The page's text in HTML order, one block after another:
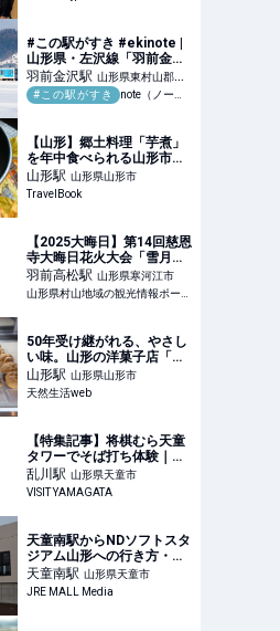
#この駅がすき #ekinote |
山形県・左沢線「羽前金沢
駅」｜さっとん | 現役保育
士 | 青春写真・親子写真を
撮る週末フォトグラファー |
羽前金沢駅 山形県東村山郡中
山町
#この駅がすき note（ノート）
【山形】郷土料理「芋煮」
を年中食べられる山形市内
のお店５選 - おすすめ旅行
を探すならトラベルブック
山形駅 山形県山形市
TravelBook
【2025大晦日】第14回慈恩
寺大晦日花火大会「雪月
華」除夜の鐘と冬花火の競
演（寒河江市）：山形県の
ほっぺTourism｜山形県村
サイト
羽前高松駅 山形県寒河江市
山形県村山地域の観光情報ポータルサイト
50年受け継がれる、やさし
い味。山形の洋菓子店「パ
ティスリーコウシロウ」沼
澤幸四郎さんを訪ねて｜料
理家・真藤舞衣子さんの“お
山形駅 山形県山形市
天然生活web
【特集記事】将棋むら天童
タワーでそば打ち体験｜初
心者にもおすすめ！山形・
天童で本格そば打ち体験 |
乱川駅 山形県天童市
VISIT YAMAGATA
天童南駅からNDソフトスタ
ジアム山形への行き方・ア
クセス
天童南駅 山形県天童市
JRE MALL Media